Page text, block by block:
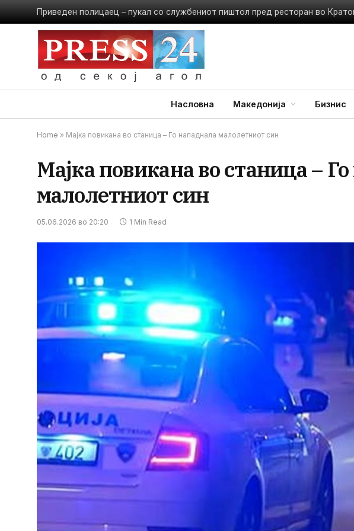
Приведен полицаец – пукал со службениот пиштол пред ресторан во
Насловна Македонија Бизнис
Home » Мајка повикана во станица – Го нападнала малолетниот син
Мајка повикана во станица –
малолетниот син
05.06.2026 во 20:20 1 Min Read